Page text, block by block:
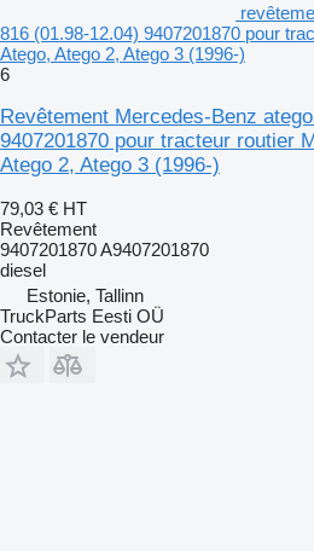
816 (01.98-12.04) 9407201870 pour
Atego, Atego 2, Atego 3 (1996-)
6
Revêtement Mercedes-Benz
9407201870 pour tracteur routier
Atego 2, Atego 3 (1996-)
79,03 € HT
Revêtement
9407201870 A9407201870
diesel
Estonie, Tallinn
TruckParts Eesti OÜ
Contacter le vendeur